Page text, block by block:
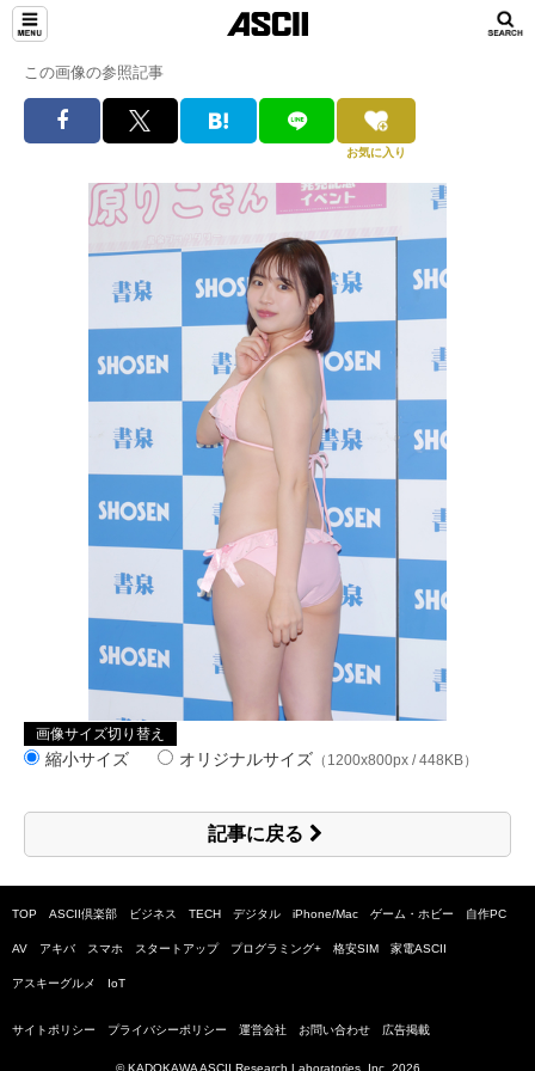
この画像の参照記事
お気に入り
画像サイズ切り替え
縮小サイズ オリジナルサイズ （1200x800px / 448KB）
記事に戻る
TOP ASCII倶楽部 ビジネス TECH デジタル iPhone/Mac ゲーム・ホビー 自作PC
AV アキバ スマホ スタートアップ プログラミング+ 格安SIM 家電ASCII
アスキーグルメ IoT
サイトポリシー プライバシーポリシー 運営会社 お問い合わせ 広告掲載
© KADOKAWA ASCII Research Laboratories, Inc. 2026